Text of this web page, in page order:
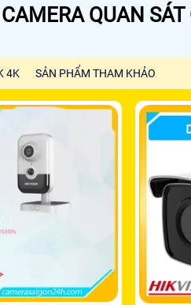
QUAN SÁT
4K SẢN PHẨM THAM KHẢO